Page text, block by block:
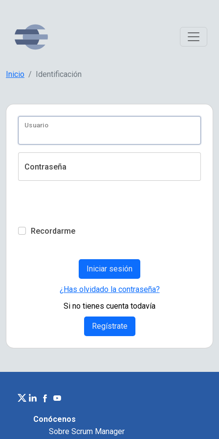
Inicio Identificación
Usuario
Contraseña
Recordarme
¿Has olvidado la contraseña?
Si no tienes cuenta todavía
Regístrate
Conócenos
Sobre Scrum Manager